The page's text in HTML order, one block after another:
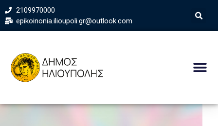
2109970000
epikoinonia.ilioupoli.gr@outlook.com